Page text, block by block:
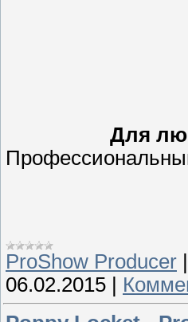
Для
ProShow Producer
06.02.2015